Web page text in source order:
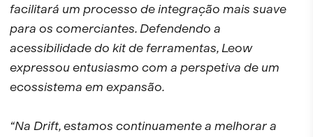
facilitará um processo de integração mais suave
para os comerciantes. Defendendo a
acessibilidade do kit de ferramentas, Leow
expressou entusiasmo com a perspetiva de um
ecossistema em expansão.
“Na Drift, estamos continuamente a melhorar a